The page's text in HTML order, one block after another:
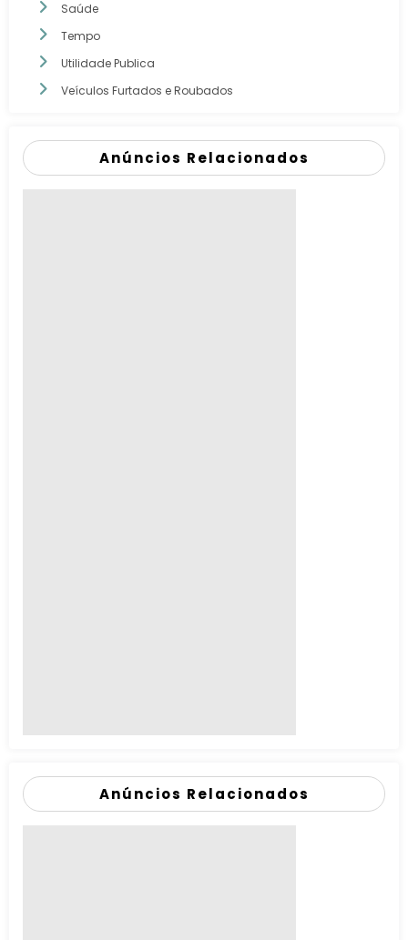
Saúde
Tempo
Utilidade Publica
Veículos Furtados e Roubados
Anúncios Relacionados
Anúncios Relacionados